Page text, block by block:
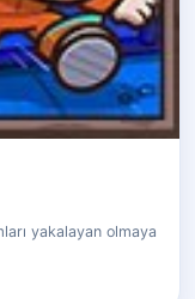
yakalayan olmaya